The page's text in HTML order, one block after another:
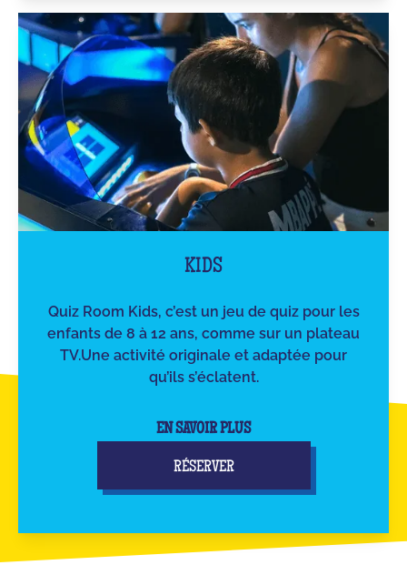
KIDS
Quiz Room Kids, c’est un jeu de quiz pour les
enfants de 8 à 12 ans, comme sur un plateau
TV.Une activité originale et adaptée pour
qu’ils s’éclatent.
EN SAVOIR PLUS
RÉSERVER